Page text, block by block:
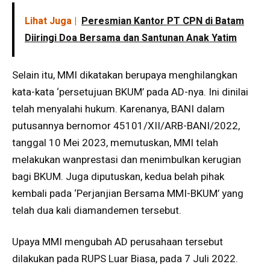
Lihat Juga | Peresmian Kantor PT CPN di Batam
Diiringi Doa Bersama dan Santunan Anak Yatim
Selain itu, MMI dikatakan berupaya menghilangkan
kata-kata ‘persetujuan BKUM’ pada AD-nya. Ini dinilai
telah menyalahi hukum. Karenanya, BANI dalam
putusannya bernomor 45101/XII/ARB-BANI/2022,
tanggal 10 Mei 2023, memutuskan, MMI telah
melakukan wanprestasi dan menimbulkan kerugian
bagi BKUM. Juga diputuskan, kedua belah pihak
kembali pada ‘Perjanjian Bersama MMI-BKUM’ yang
telah dua kali diamandemen tersebut.
Upaya MMI mengubah AD perusahaan tersebut
dilakukan pada RUPS Luar Biasa, pada 7 Juli 2022.